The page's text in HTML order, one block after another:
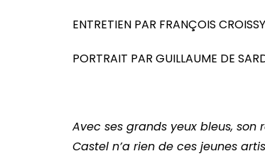
ENTRETIEN PAR FRANÇOIS CROISSY
PORTRAIT PAR GUILLAUME DE
Avec ses grands yeux bleus,
Castel n’a rien de ces jeunes